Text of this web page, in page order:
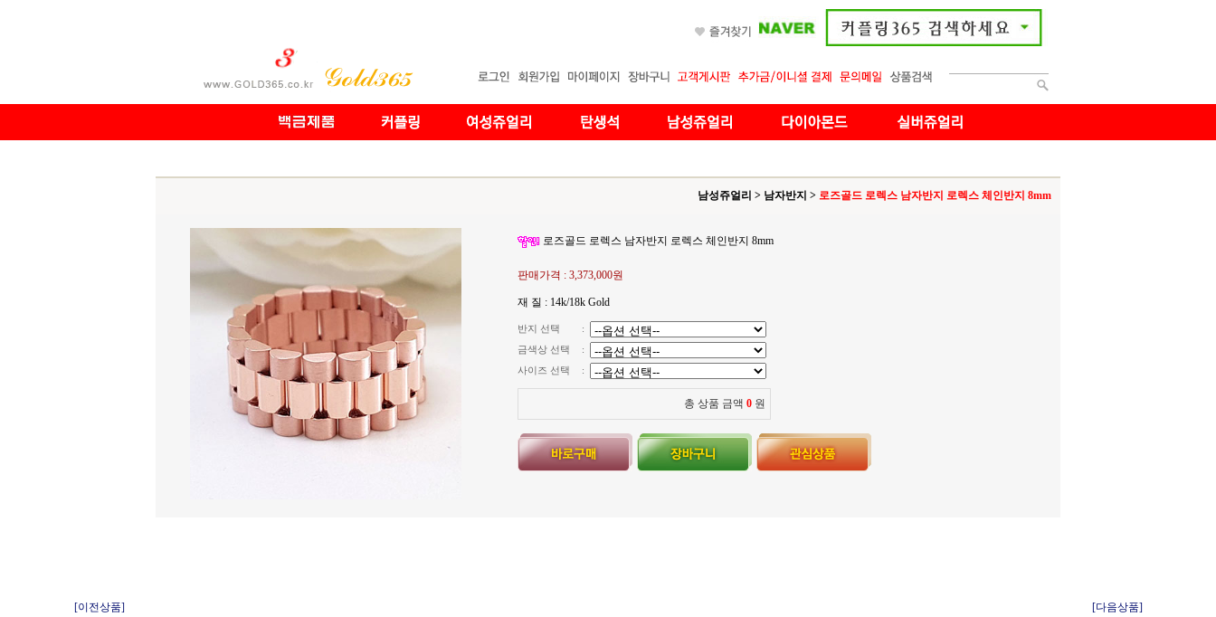
남성쥬얼리 > 남자반지 > 로즈골드 로렉스 남자반지 로렉스 체인반지 8mm
로즈골드 로렉스 남자반지 로렉스 체인반지 8mm
판매가격 : 3,373,000원
재 질 : 14k/18k Gold
반지 선택
:
금색상 선택
:
사이즈 선택
:
총 상품 금액 0 원
[이전상품] [다음상품]